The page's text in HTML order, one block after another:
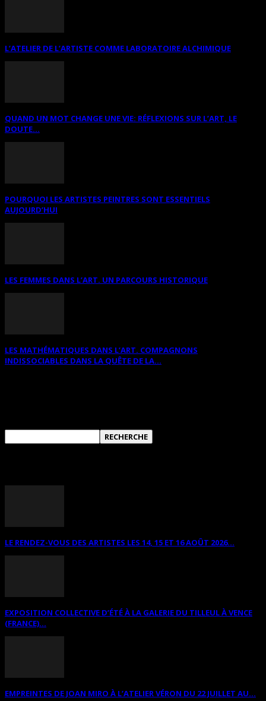
L’ATELIER DE L’ARTISTE COMME LABORATOIRE ALCHIMIQUE
QUAND UN MOT CHANGE UNE VIE: RÉFLEXIONS SUR L’ART, LE
DOUTE...
POURQUOI LES ARTISTES PEINTRES SONT ESSENTIELS
AUJOURD’HUI
LES FEMMES DANS L’ART. UN PARCOURS HISTORIQUE
LES MATHÉMATIQUES DANS L’ART. COMPAGNONS
INDISSOCIABLES DANS LA QUÊTE DE LA...
LE RENDEZ-VOUS DES ARTISTES LES 14, 15 ET 16 AOÛT 2026...
EXPOSITION COLLECTIVE D’ÉTÉ À LA GALERIE DU TILLEUL À VENCE
(FRANCE)...
EMPREINTES DE JOAN MIRO À L’ATELIER VÉRON DU 22 JUILLET AU...